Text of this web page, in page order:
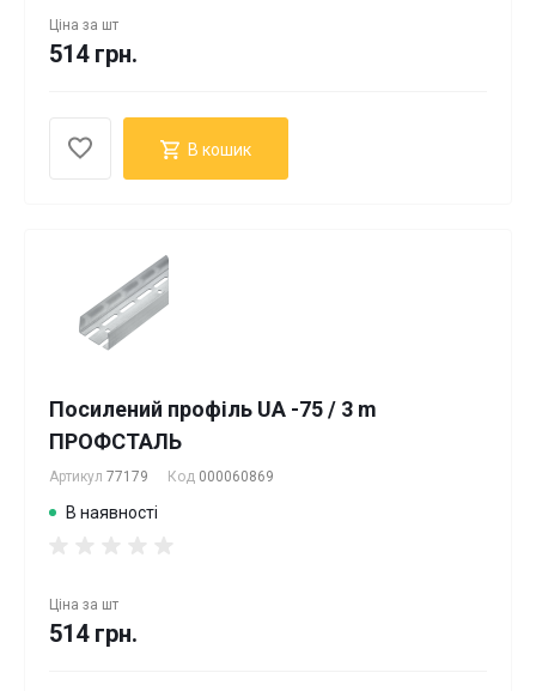
Ціна за шт
514 грн.
В кошик
Посилений профіль UA -75 / 3 m
ПРОФСТАЛЬ
Артикул 77179 Код 000060869
В наявності
Ціна за шт
514 грн.